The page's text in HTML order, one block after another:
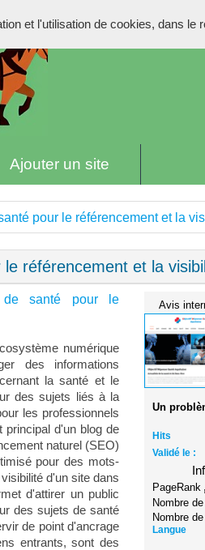
Ajouter un site
pour le référencement et la
référencement et la
de santé pour le
numérique
des informations
la santé et le
des sujets liés à la
les professionnels
principal d'un blog de
naturel (SEO)
pour des mots-
d'un site dans
d'attirer un public
des sujets de santé
de point d'ancrage
entrants, sont des
Avis
Un
Hits
Validé le :
PageRank
Nombre
Nombre
Langue
et l'utilisation de cookies, dans le